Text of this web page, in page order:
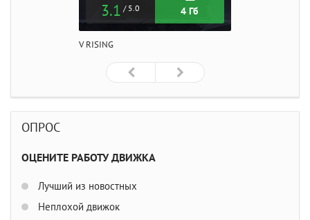
3.1 / 5.0 4 Гб
V RISING
ОПРОС
ОЦЕНИТЕ РАБОТУ ДВИЖКА
Лучший из новостных
Неплохой движок